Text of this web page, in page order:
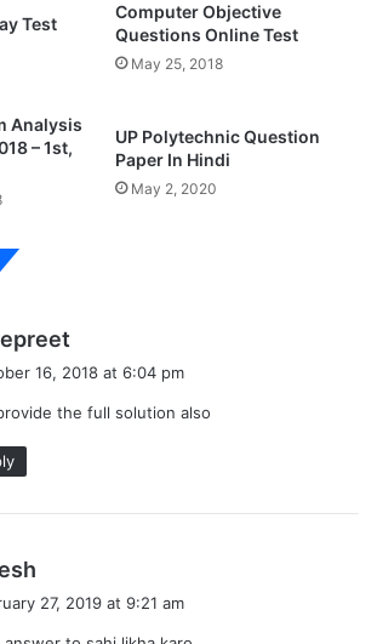
Test
Computer Objective
Questions Online Test
May 25, 2018
Analysis
– 1st,
UP Polytechnic Question
Paper In Hindi
May 2, 2020
a
s
16, 2018 at 6:04 pm
the full solution also
a
27, 2019 at 9:21 am